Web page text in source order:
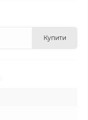
Купити